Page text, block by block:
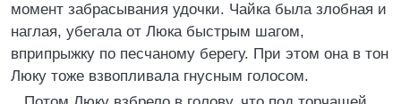
момент забрасывания удочки. Чайка была злобная и
наглая, убегала от Люка быстрым шагом,
вприпрыжку по песчаному берегу. При этом она в тон
Люку тоже взвопливала гнусным голосом.